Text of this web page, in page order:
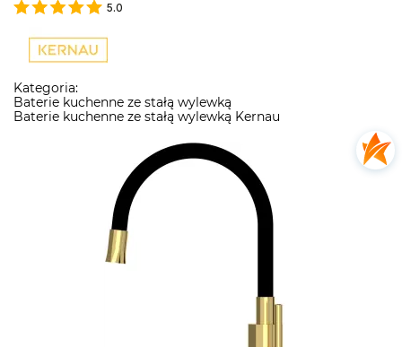
5.0
Kategoria:
Baterie kuchenne ze stałą wylewką
Baterie kuchenne ze stałą wylewką Kernau